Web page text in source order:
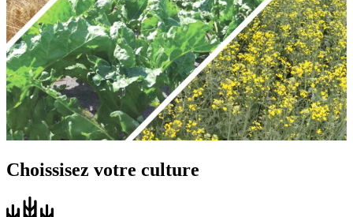
Choissisez votre culture